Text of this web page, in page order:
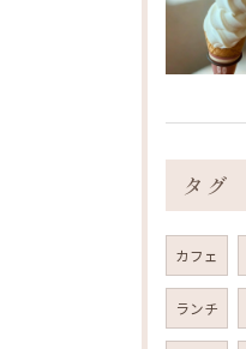
タグ
カフェ
ランチ